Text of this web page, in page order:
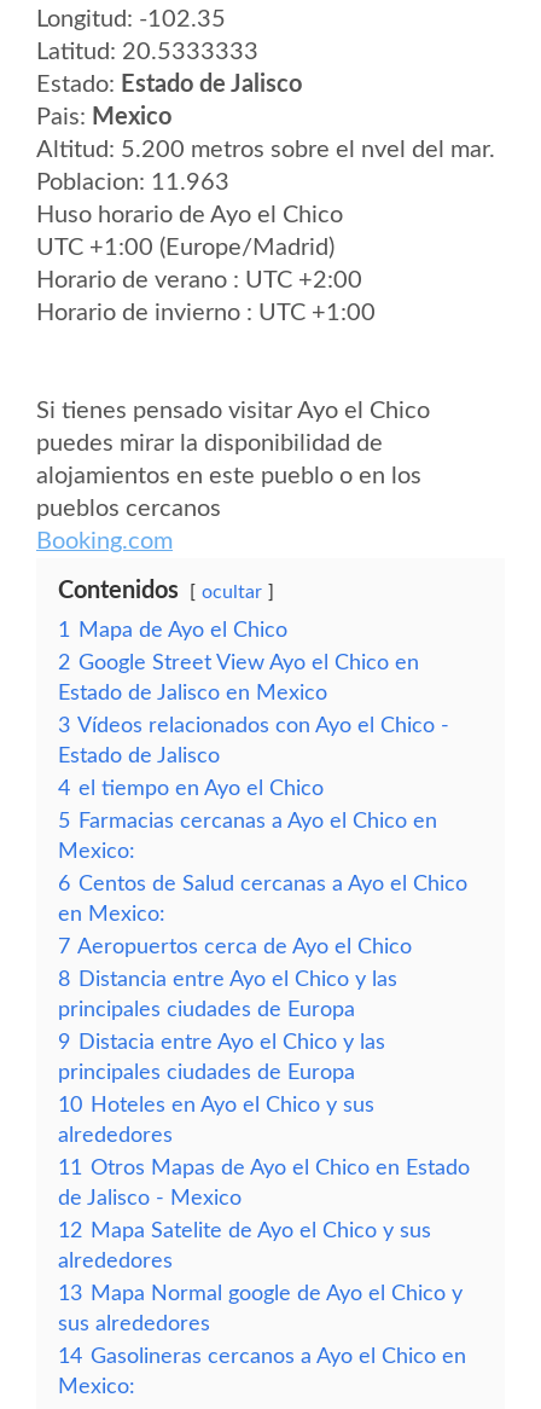
Longitud: -102.35
Latitud: 20.5333333
Estado: Estado de Jalisco
Pais: Mexico
Altitud: 5.200 metros sobre el nvel del mar.
Poblacion: 11.963
Huso horario de Ayo el Chico
UTC +1:00 (Europe/Madrid)
Horario de verano : UTC +2:00
Horario de invierno : UTC +1:00
Si tienes pensado visitar Ayo el Chico
puedes mirar la disponibilidad de
alojamientos en este pueblo o en los
pueblos cercanos
Booking.com
Contenidos ocultar
1
Mapa de Ayo el Chico
2 Google Street View Ayo el Chico en
Estado de Jalisco en Mexico
3 Vídeos relacionados con Ayo el Chico -
Estado de Jalisco
4 el tiempo en Ayo el Chico
5 Farmacias cercanas a Ayo el Chico en
Mexico:
6 Centos de Salud cercanas a Ayo el Chico
en Mexico:
7 Aeropuertos cerca de Ayo el Chico
8 Distancia entre Ayo el Chico y las
principales ciudades de Europa
9 Distacia entre Ayo el Chico y las
principales ciudades de Europa
10 Hoteles en Ayo el Chico y sus
alrededores
11 Otros Mapas de Ayo el Chico en Estado
de Jalisco - Mexico
12 Mapa Satelite de Ayo el Chico y sus
alrededores
13 Mapa Normal google de Ayo el Chico y
sus alrededores
14 Gasolineras cercanos a Ayo el Chico en
Mexico: